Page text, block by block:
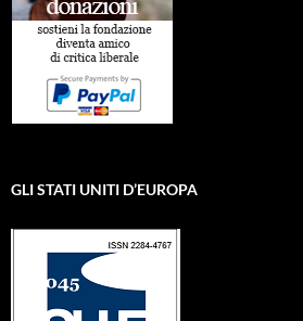
GLI STATI UNITI D’EUROPA